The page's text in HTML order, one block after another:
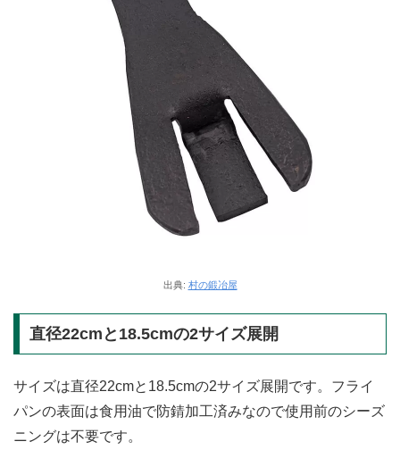
出典: 村の鍛冶屋
直径22cmと18.5cmの2サイズ展開
サイズは直径22cmと18.5cmの2サイズ展開です。フライ
パンの表面は食用油で防錆加工済みなので使用前のシーズ
ニングは不要です。